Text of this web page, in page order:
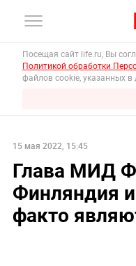
Посещая сайт life.ru, Вы
Политикой обработки
файлов cookie, указанных в
15 мая 2022, 15:45
Глава МИД
Финляндия
факто